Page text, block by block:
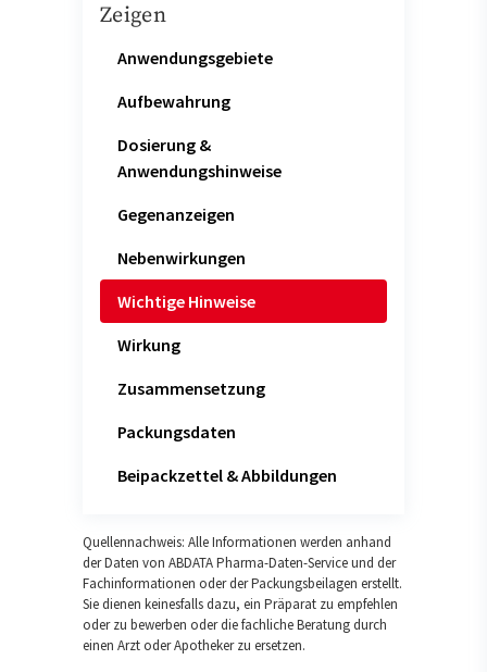
Zeigen
Anwendungsgebiete
Aufbewahrung
Dosierung &
Anwendungshinweise
Gegenanzeigen
Nebenwirkungen
Wichtige Hinweise
Wirkung
Zusammensetzung
Packungsdaten
Beipackzettel & Abbildungen
Quellennachweis: Alle Informationen werden anhand
der Daten von ABDATA Pharma-Daten-Service und der
Fachinformationen oder der Packungsbeilagen erstellt.
Sie dienen keinesfalls dazu, ein Präparat zu empfehlen
oder zu bewerben oder die fachliche Beratung durch
einen Arzt oder Apotheker zu ersetzen.